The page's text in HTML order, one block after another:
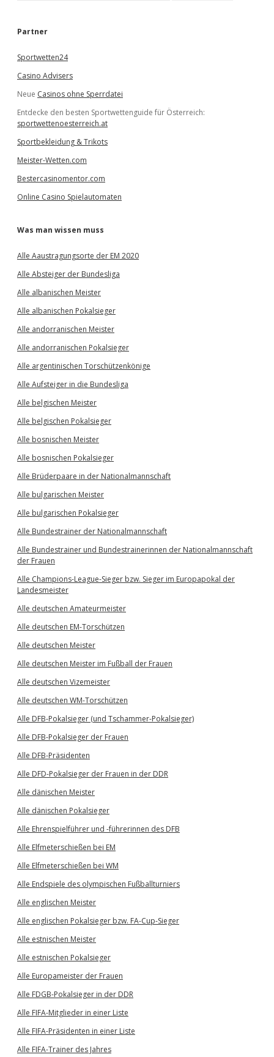
e
Partner
Sportwetten24
Casino Advisers
Neue Casinos ohne Sperrdatei
Entdecke den besten Sportwettenguide für Österreich:
sportwettenoesterreich.at
Sportbekleidung & Trikots
Meister-Wetten.com
Bestercasinomentor.com
Online Casino Spielautomaten
Was man wissen muss
Alle Aaustragungsorte der EM 2020
Alle Absteiger der Bundesliga
Alle albanischen Meister
Alle albanischen Pokalsieger
Alle andorranischen Meister
Alle andorranischen Pokalsieger
Alle argentinischen Torschützenkönige
Alle Aufsteiger in die Bundesliga
Alle belgischen Meister
Alle belgischen Pokalsieger
Alle bosnischen Meister
Alle bosnischen Pokalsieger
Alle Brüderpaare in der Nationalmannschaft
Alle bulgarischen Meister
Alle bulgarischen Pokalsieger
Alle Bundestrainer der Nationalmannschaft
Alle Bundestrainer und Bundestrainerinnen der Nationalmannschaft
der Frauen
Alle Champions-League-Sieger bzw. Sieger im Europapokal der
Landesmeister
Alle deutschen Amateurmeister
Alle deutschen EM-Torschützen
Alle deutschen Meister
Alle deutschen Meister im Fußball der Frauen
Alle deutschen Vizemeister
Alle deutschen WM-Torschützen
Alle DFB-Pokalsieger (und Tschammer-Pokalsieger)
Alle DFB-Pokalsieger der Frauen
Alle DFB-Präsidenten
Alle DFD-Pokalsieger der Frauen in der DDR
Alle dänischen Meister
Alle dänischen Pokalsieger
Alle Ehrenspielführer und -führerinnen des DFB
Alle Elfmeterschießen bei EM
Alle Elfmeterschießen bei WM
Alle Endspiele des olympischen Fußballturniers
Alle englischen Meister
Alle englischen Pokalsieger bzw. FA-Cup-Sieger
Alle estnischen Meister
Alle estnischen Pokalsieger
Alle Europameister der Frauen
Alle FDGB-Pokalsieger in der DDR
Alle FIFA-Mitglieder in einer Liste
Alle FIFA-Präsidenten in einer Liste
Alle FIFA-Trainer des Jahres